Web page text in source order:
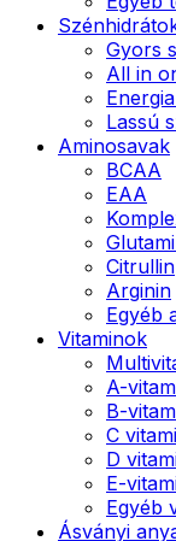
Gyors
All in
Lassú
Aminosavak
BCAA
EAA
Citrullin
Arginin
Egyéb
Vitaminok
A-
B-
C
D
E-
Egyéb
Ásványi